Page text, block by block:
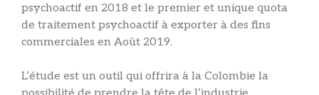
psychoactif en 2018 et le premier et unique quota
de traitement psychoactif à exporter à des fins
commerciales en Août 2019.
L’étude est un outil qui offrira à la Colombie la